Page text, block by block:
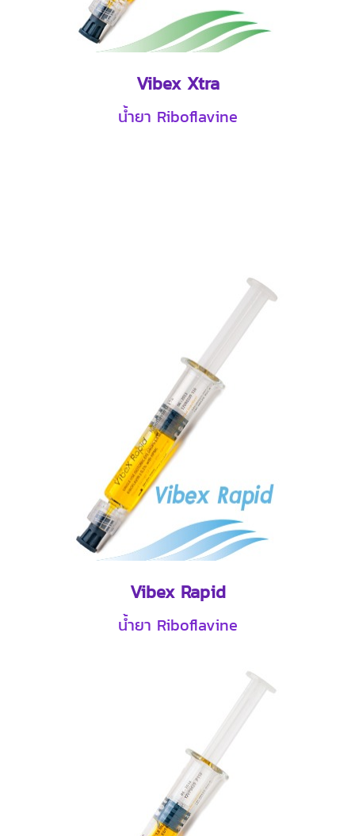
Vibex Xtra
น้ำยา Riboflavine
Vibex Rapid
น้ำยา Riboflavine